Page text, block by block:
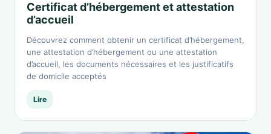
Certificat d’hébergement et attestation
d’accueil
Découvrez comment obtenir un certificat d’hébergement,
une attestation d’hébergement ou une attestation
d’accueil, les documents nécessaires et les justificatifs
de domicile acceptés
Lire